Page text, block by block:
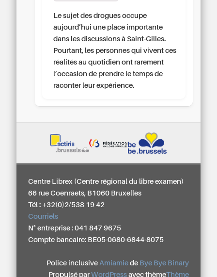
Le sujet des drogues occupe
aujourd’hui une place importante
dans les discussions à Saint-Gilles.
Pourtant, les personnes qui vivent ces
réalités au quotidien ont rarement
l’occasion de prendre le temps de
raconter leur expérience.
Centre Librex (Centre régional du libre examen)
66 rue Coenraets, B1060 Bruxelles
Tél : +32(0)2/538 19 42
Courriels
N° entreprise : 041 847 9675
Compte bancaire: BE05-0680-6844-8075
Police inclusive Amiamiede Bye Bye Binary
Propulsé par WordPressavec thèmeThème